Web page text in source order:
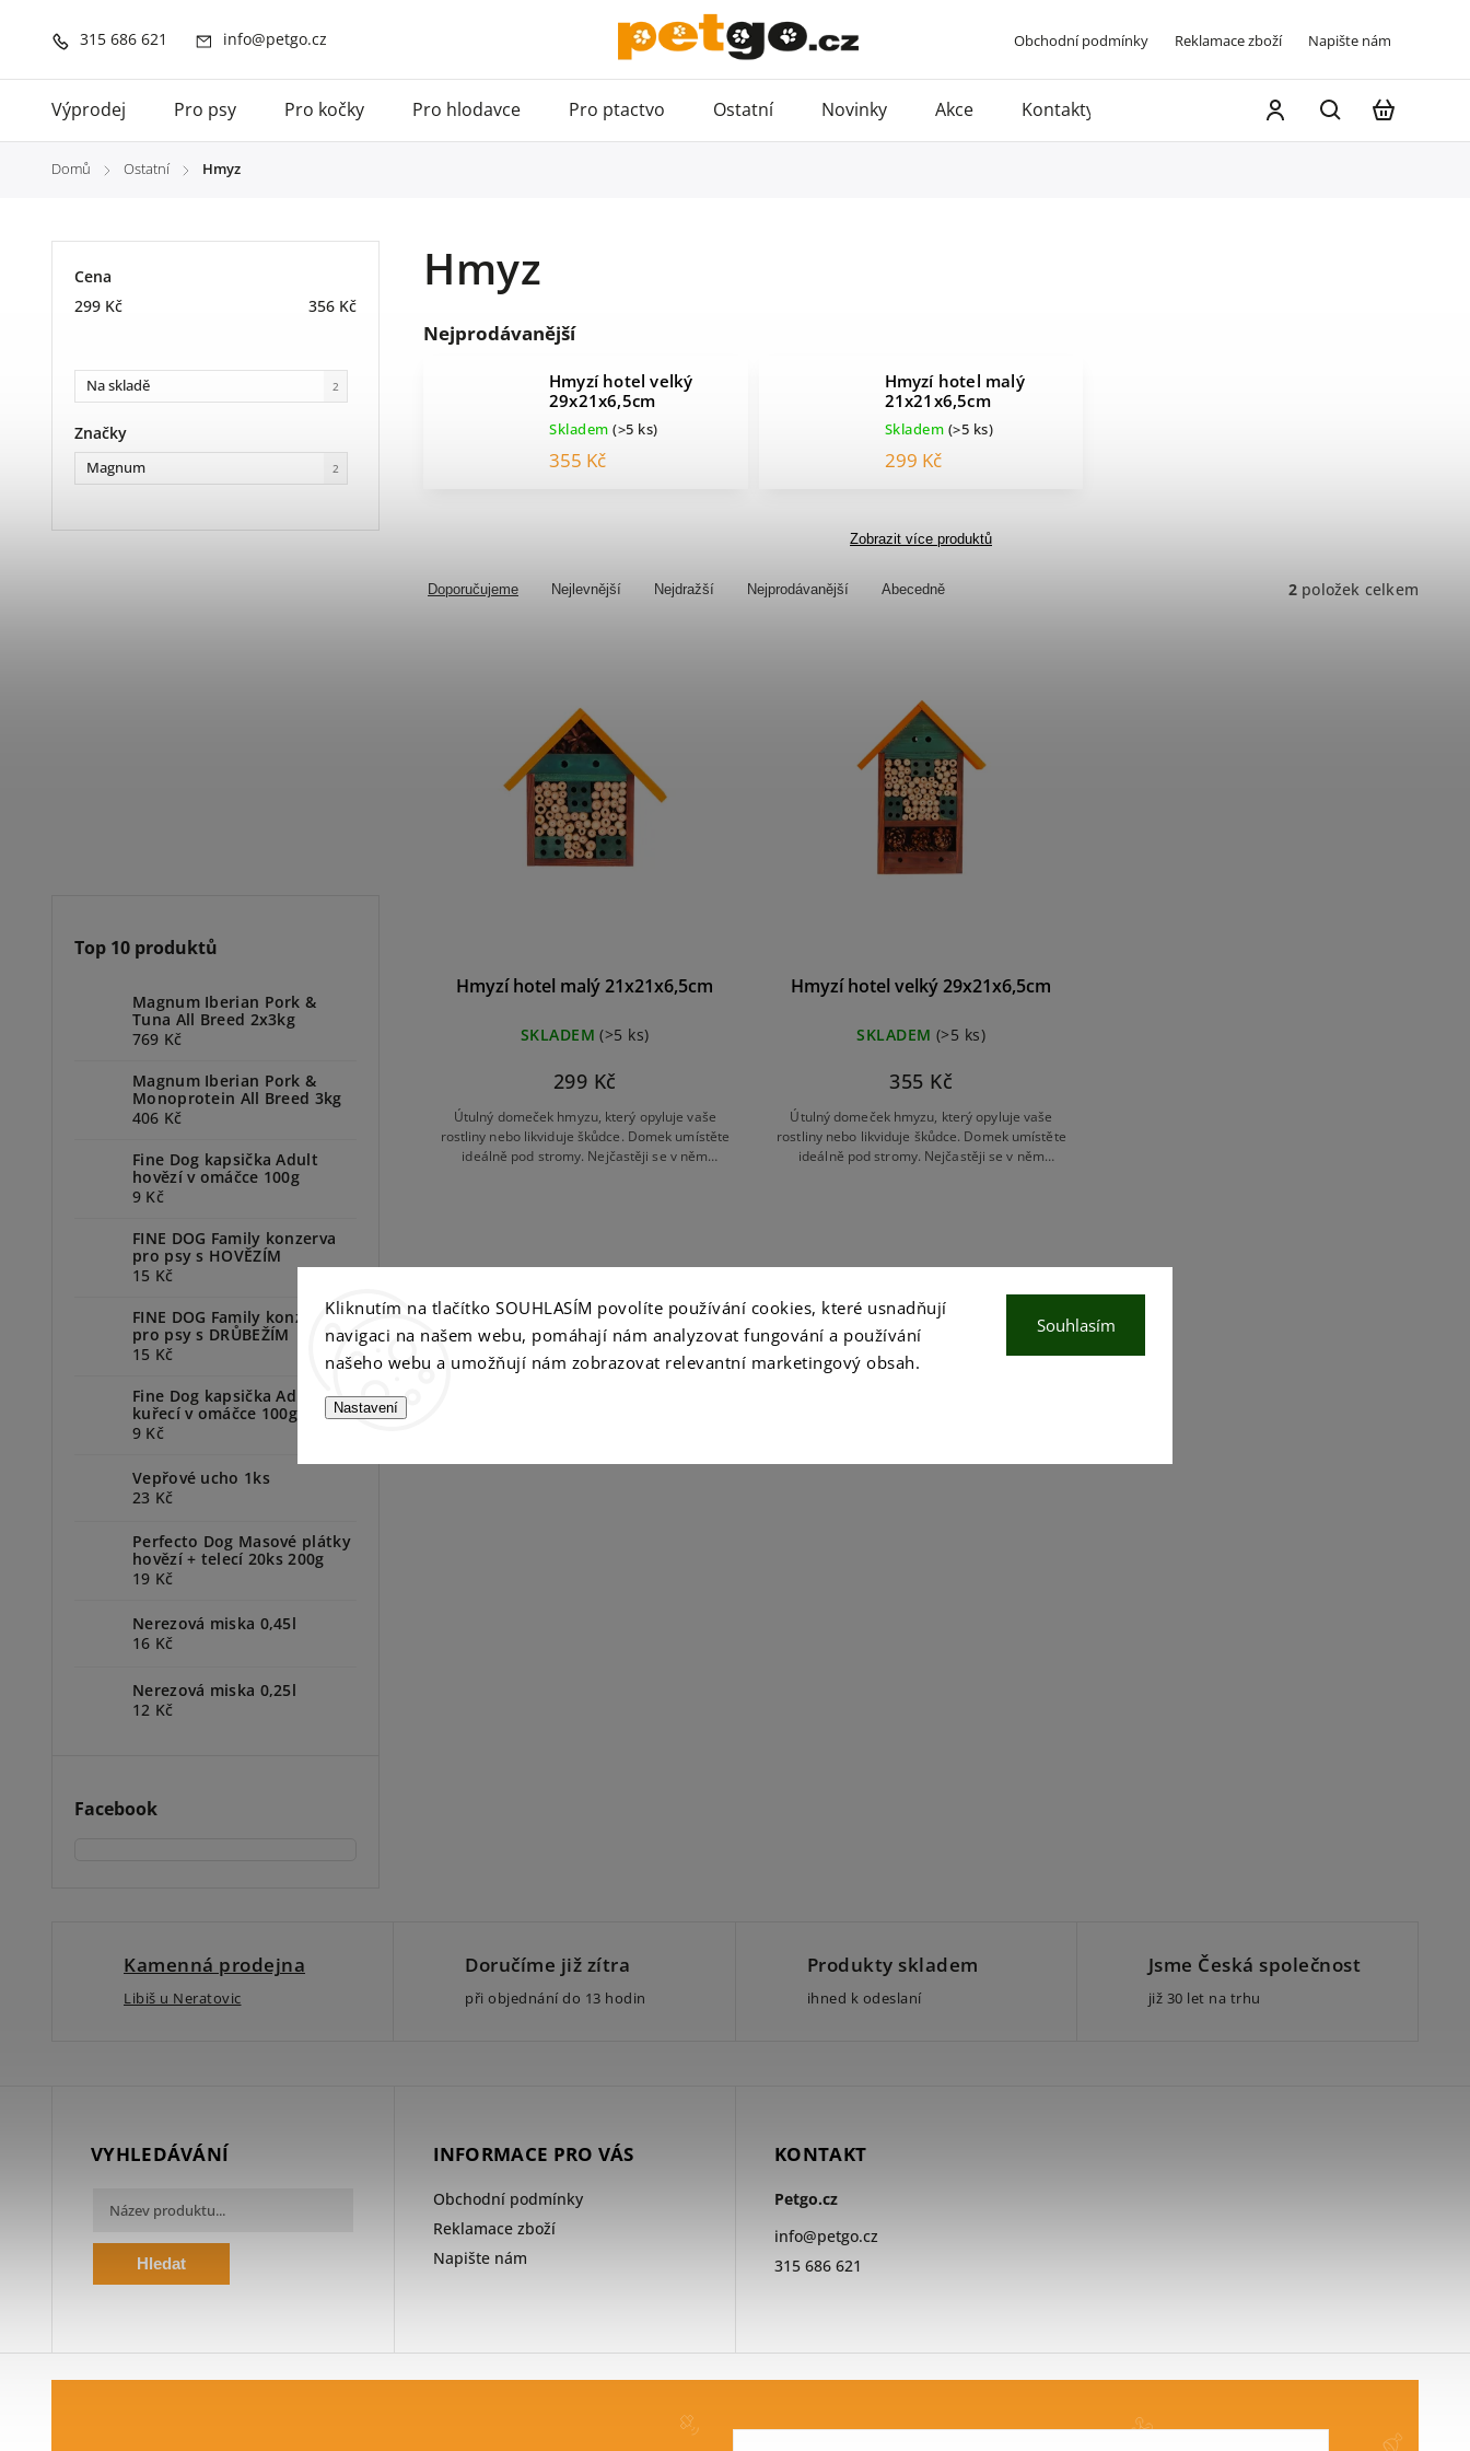
Kliknutím na tlačítko SOUHLASÍM povolíte používání cookies, které usnadňují
navigaci na našem webu, pomáhají nám analyzovat fungování a používání
našeho webu a umožňují nám zobrazovat relevantní marketingový obsah.
Nastavení
Souhlasím
315 686 621 info@petgo.cz Obchodní podmínky Reklamace zboží Napište nám
Výprodej Pro psy Pro kočky Pro hlodavce Pro ptactvo Ostatní Novinky Akce Kontakty
Domů / Ostatní / Hmyz
Cena
299 Kč 356 Kč
Na skladě 2
Značky
Magnum 2
Top 10 produktů
Magnum Iberian Pork &
Tuna All Breed 2x3kg
769 Kč
Magnum Iberian Pork &
Monoprotein All Breed 3kg
406 Kč
Fine Dog kapsička Adult
hovězí v omáčce 100g
9 Kč
FINE DOG Family konzerva
pro psy s HOVĚZÍM
15 Kč
FINE DOG Family konzerva
pro psy s DRŮBEŽÍM
15 Kč
Fine Dog kapsička Adult
kuřecí v omáčce 100g
9 Kč
Vepřové ucho 1ks
23 Kč
Perfecto Dog Masové plátky
hovězí + telecí 20ks 200g
19 Kč
Nerezová miska 0,45l
16 Kč
Nerezová miska 0,25l
12 Kč
Facebook
Hmyz
Nejprodávanější
Hmyzí hotel velký
29x21x6,5cm
Skladem (>5 ks)
355 Kč
Hmyzí hotel malý
21x21x6,5cm
Skladem (>5 ks)
299 Kč
Zobrazit více produktů
Doporučujeme Nejlevnější Nejdražší Nejprodávanější Abecedně 2 položek celkem
Hmyzí hotel malý 21x21x6,5cm
SKLADEM (>5 ks)
299 Kč
Útulný domeček hmyzu, který opyluje vaše
rostliny nebo likviduje škůdce. Domek umístěte
ideálně pod stromy. Nejčastěji se v něm
Hmyzí hotel velký 29x21x6,5cm
SKLADEM (>5 ks)
355 Kč
Útulný domeček hmyzu, který opyluje vaše
rostliny nebo likviduje škůdce. Domek umístěte
ideálně pod stromy. Nejčastěji se v něm
Kamenná prodejna
Libiš u Neratovic
Doručíme již zítra
při objednání do 13 hodin
Produkty skladem
ihned k odeslaní
Jsme Česká společnost
již 30 let na trhu
VYHLEDÁVÁNÍ
Hledat
INFORMACE PRO VÁS
Obchodní podmínky
Reklamace zboží
Napište nám
KONTAKT
Petgo.cz
info@petgo.cz
315 686 621